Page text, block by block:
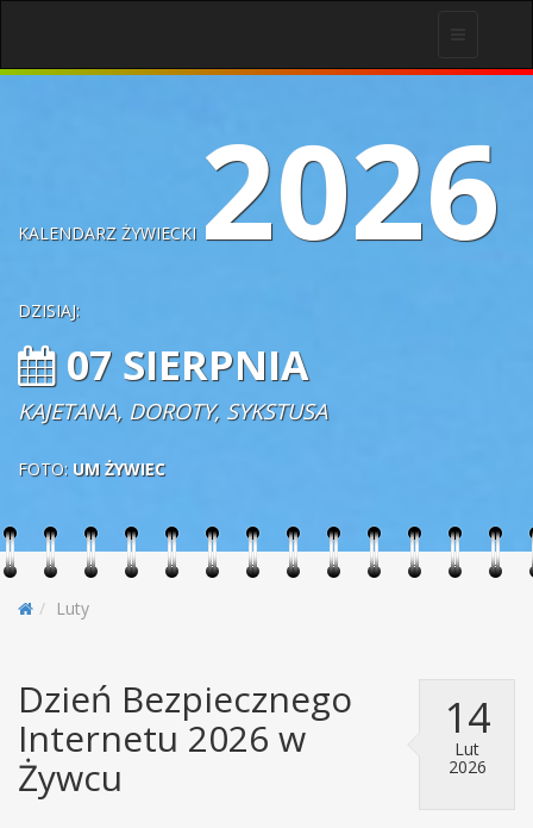
KALENDARZ ŻYWIECKI 2026
DZISIAJ:
07 SIERPNIA
KAJETANA, DOROTY, SYKSTUSA
FOTO: UM ŻYWIEC
Luty
14
Lut
2026
Dzień Bezpiecznego
Internetu 2026 w
Żywcu